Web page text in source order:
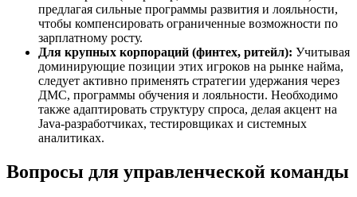
предлагая сильные программы развития и лояльности,
чтобы компенсировать ограниченные возможности по
зарплатному росту.
Для крупных корпораций (финтех, ритейл): Учитывая
доминирующие позиции этих игроков на рынке найма,
следует активно применять стратегии удержания через
ДМС, программы обучения и лояльности. Необходимо
также адаптировать структуру спроса, делая акцент на
Java-разработчиках, тестировщиках и системных
аналитиках.
Вопросы для управленческой команды